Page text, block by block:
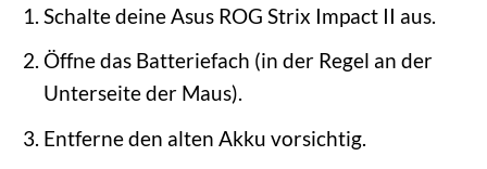
Schalte deine Asus ROG Strix Impact II aus.
Öffne das Batteriefach (in der Regel an der
Unterseite der Maus).
Entferne den alten Akku vorsichtig.